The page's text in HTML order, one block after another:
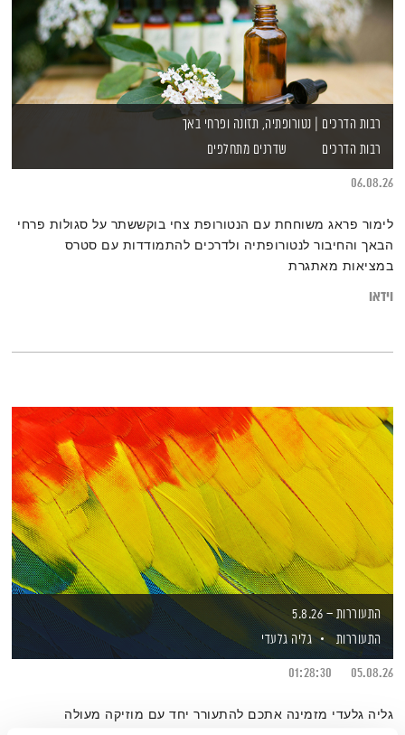
רבות הדרכים | נטורופתיה, תזונה ופרחי באך
רבות הדרכים
שדרנים מתחלפים
06.08.26
לימור פראג משוחחת עם הנטורופת צחי בוקששתר על סגולות פרחי
הבאך והחיבור לנטורופתיה ולדרכים להתמודדות עם סטרס
במציאות מאתגרת
וידאו
התעוררות – 5.8.26
התעוררות
גליה גלעדי
05.08.26
01:28:30
גליה גלעדי מזמינה אתכם להתעורר יחד עם מוזיקה מעולה